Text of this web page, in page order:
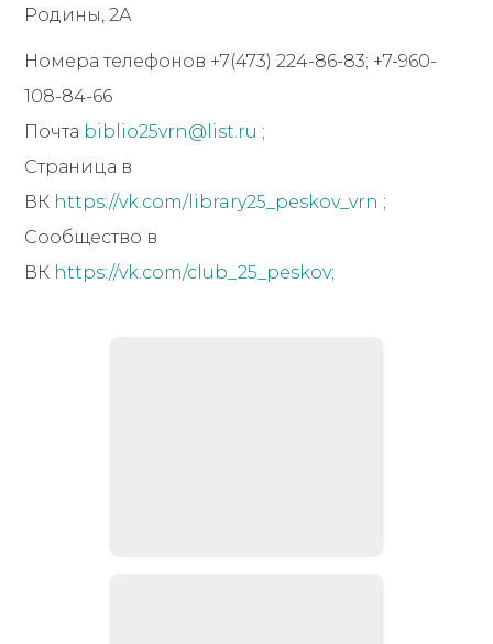
Родины, 2А
Номера телефонов +7(473) 224-86-83; +7-960-
108-84-66
Почта biblio25vrn@list.ru ;
Страница в
ВК https://vk.com/library25_peskov_vrn ;
Сообщество в
ВК https://vk.com/club_25_peskov;